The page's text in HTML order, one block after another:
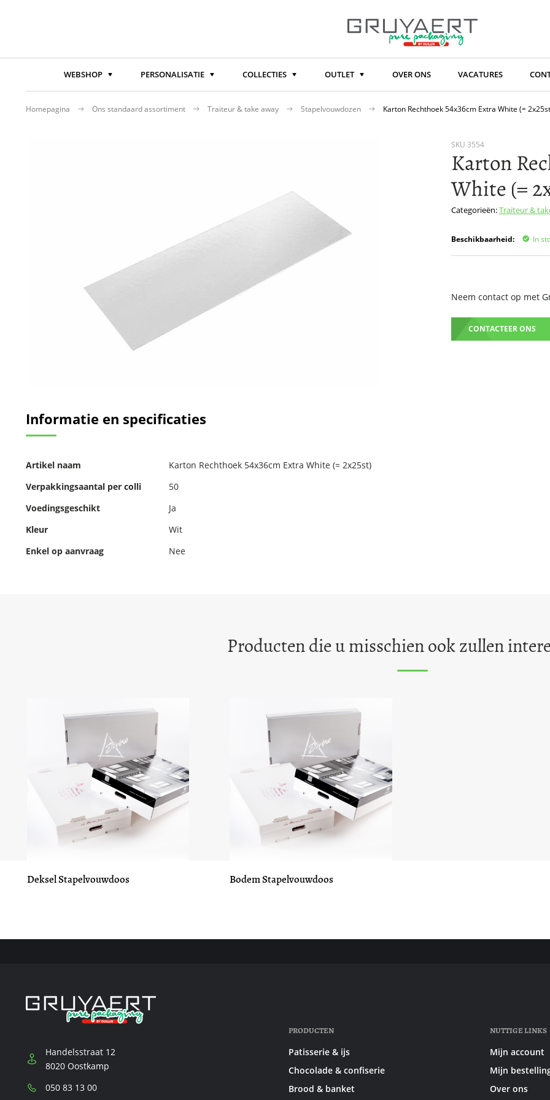
WEBSHOP PERSONALISATIE COLLECTIES OUTLET OVER ONS VACATURES
Homepagina Ons standaard assortiment Traiteur & take away Stapelvouwdozen Karton Rechthoek 54x36cm Extra White (=
SKU3554
Karton
White (=
Categorieën:Traiteur &
Beschikbaarheid: In
Neem contact op met
CONTACTEER ONS
het
begin
van
afbeeldingen-
Informatie en specificaties
Meer
Artikel naam
Karton Rechthoek 54x36cm Extra White (= 2x25st)
Verpakkingsaantal per colli
50
Voedingsgeschikt
Ja
Kleur
Wit
Enkel op aanvraag
Nee
Producten die u misschien ook zullen
Deksel Stapelvouwdoos Bodem Stapelvouwdoos
Handelsstraat 12
8020 Oostkamp
Telefoon:
050 83 13 00
PRODUCTEN
Patisserie & ijs
Chocolade & confiserie
Brood & banket
NUTTIGE LINKS
Mijn account
Mijn
Over ons